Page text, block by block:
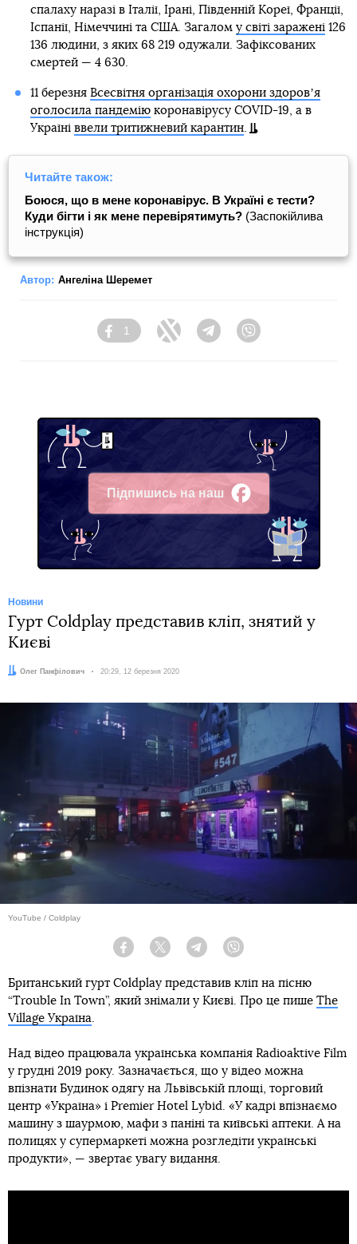
спалаху наразі в Італії, Ірані, Південній Кореї, Франції,
Іспанії, Німеччині та США. Загалом у світі заражені126
136 людини, з яких 68 219 одужали. Зафіксованих
смертей — 4 630.
11 березня Всесвітня організація охорони здоровʼя
оголосила пандеміюкоронавірусу COVID-19, а в
Україні ввели тритижневий карантин.
Читайте також:
Боюся, що в мене коронавірус. В Україні є тести?
Куди бігти і як мене перевірятимуть? (Заспокійлива
інструкція)
Автор: Ангеліна Шеремет
Facebook
1
Twitter TelegramViber
Підпишись на наш
Facebook
Новини
Гурт Coldplay представив кліп, знятий у
Києві
Автор:
Олег Панфілович Дата:
20:29, 12 березня 2020
YouTube / Coldplay
Facebook Twitter Telegram
Британський гурт Coldplay представив кліп на пісню
“Trouble In Town”, який знімали у Києві. Про це пише The
Village Україна.
Над відео працювала українська компанія Radioaktive Film
у грудні 2019 року. Зазначається, що у відео можна
впізнати Будинок одягу на Львівській площі, торговий
центр «Україна» і Premier Hotel Lybid. «У кадрі впізнаємо
машину з шаурмою, мафи з паніні та київські аптеки. А на
полицях у супермаркеті можна розгледіти українські
продукти», — звертає увагу видання.